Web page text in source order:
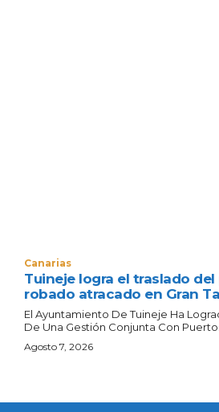
Canarias
Tuineje logra el traslado
robado atracado en Gran
El Ayuntamiento De Tuineje Ha
De Una Gestión Conjunta Con
Agosto 7, 2026